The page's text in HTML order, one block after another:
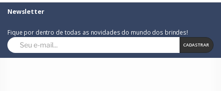
Newsletter
Fique por dentro de todas as novidades do mundo dos brindes!
CADASTRAR